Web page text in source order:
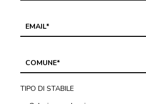
TIPO DI STABILE